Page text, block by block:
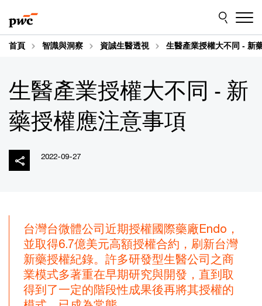
to
content
to
footer
首頁 智識與洞察 資誠生醫透視 生醫產業授權大不同 - 新
生醫產業授權大不同 - 新
藥授權應注意事項
2022-09-27
台灣台微體公司近期授權國際藥廠Endo，
並取得6.7億美元高額授權合約，刷新台灣
新藥授權紀錄。許多研發型生醫公司之商
業模式多著重在早期研究與開發，直到取
得到了一定的階段性成果後再將其授權的